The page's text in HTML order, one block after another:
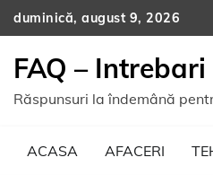
Skip
to
duminică, august 9, 2026
FAQ –
Răspunsuri la îndemână
ACASA AFACERI